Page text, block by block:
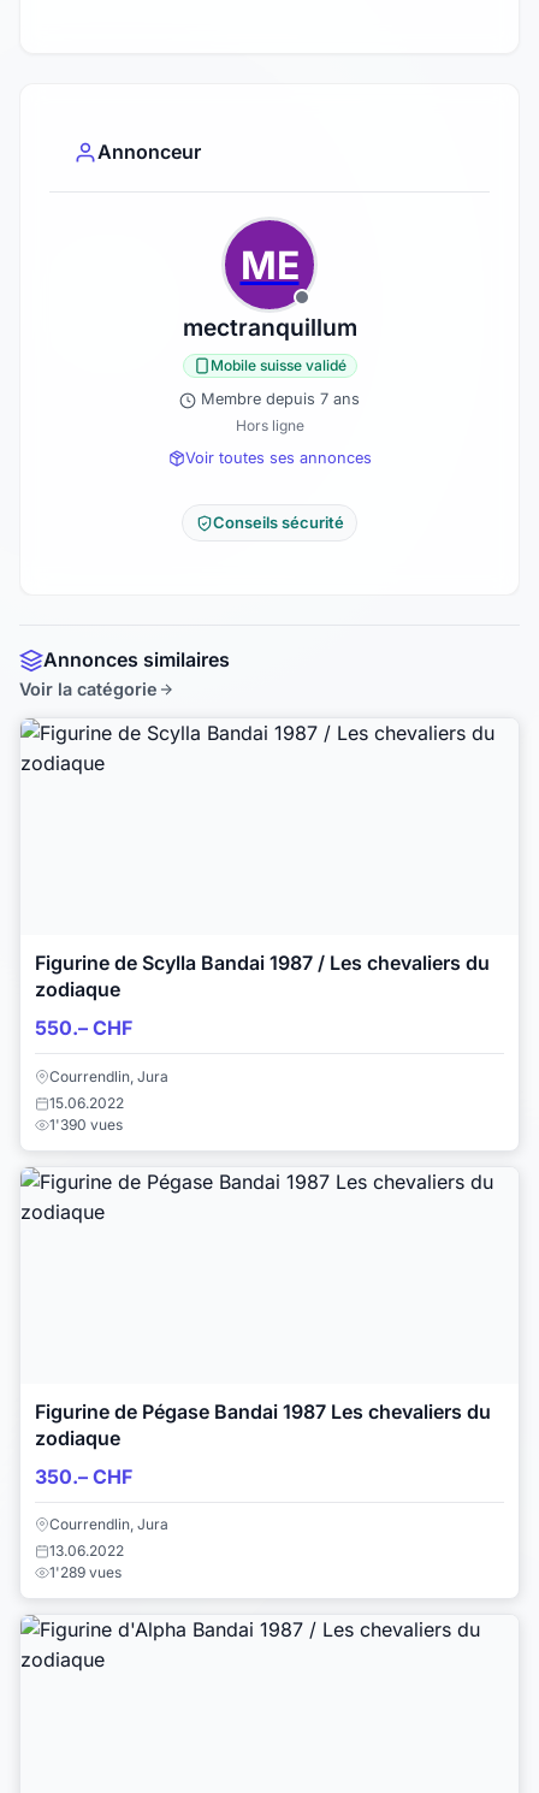
Annonceur
ME
mectranquillum
Mobile suisse validé
Membre depuis 7 ans
Hors ligne
Voir toutes ses annonces
Conseils sécurité
Annonces similaires
Voir la catégorie
Figurine de Scylla Bandai 1987 / Les chevaliers du
zodiaque
550.– CHF
Courrendlin, Jura
15.06.2022
1'390 vues
Figurine de Pégase Bandai 1987 Les chevaliers du
zodiaque
350.– CHF
Courrendlin, Jura
13.06.2022
1'289 vues